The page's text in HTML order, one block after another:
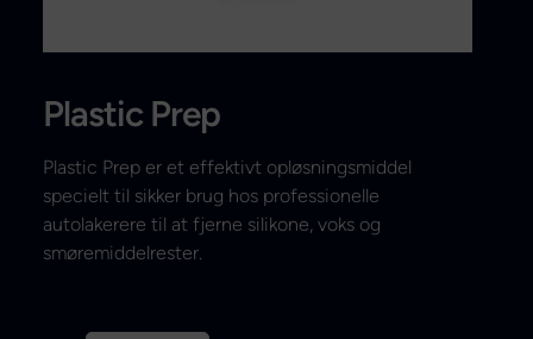
Plastic Prep
Plastic Prep er et effektivt opløsningsmiddel
specielt til sikker brug hos professionelle
autolakerere til at fjerne silikone, voks og
smøremiddelrester.